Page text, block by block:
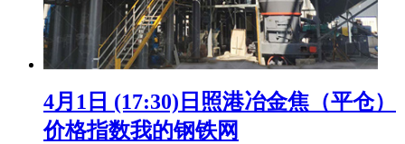
4月1日 (17:30)日照港冶金焦（平仓）
价格指数我的钢铁网